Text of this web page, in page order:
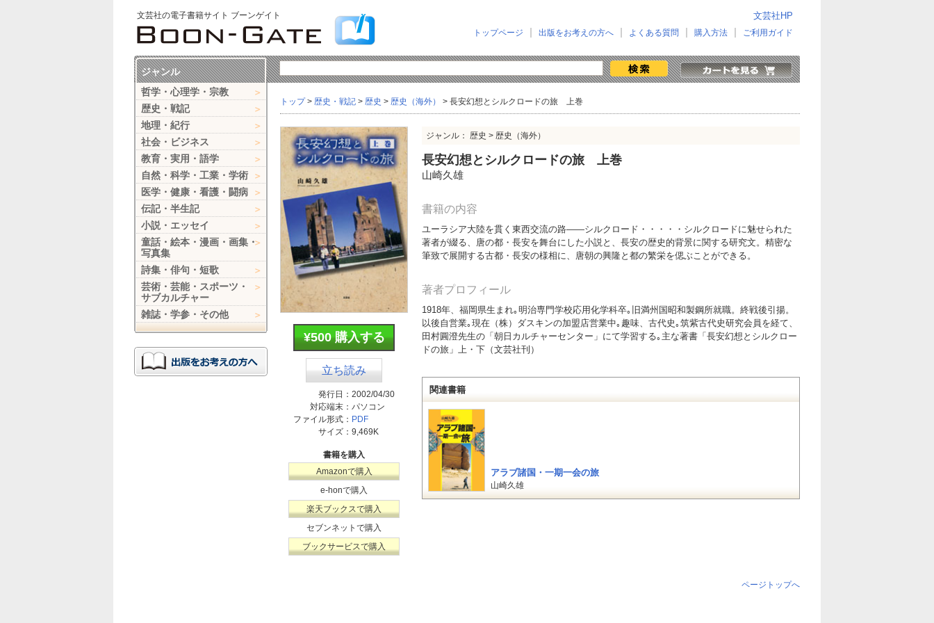
文芸社の電子書籍サイト ブーンゲイト 文芸社HP
トップページ 出版をお考えの方へ よくある質問 購入方法 ご利用ガイド
トップ> 歴史・戦記 > 歴史 > 歴史（海外） > 長安幻想とシルクロードの旅 上巻
¥500 購入する
立ち読み
発行日： 2002/04/30
対応端末： パソコン
ファイル形式： PDF
サイズ： 9,469K
書籍を購入
Amazonで購入
e-honで購入
楽天ブックスで購入
セブンネットで購入
ブックサービスで購入
ジャンル： 歴史 > 歴史（海外）
長安幻想とシルクロードの旅 上巻
山崎久雄
書籍の内容
ユーラシア大陸を貫く東西交流の路――シルクロード・・・・・シルクロードに魅せられた
著者が綴る、唐の都・長安を舞台にした小説と、長安の歴史的背景に関する研究文。精密な
筆致で展開する古都・長安の様相に、唐朝の興隆と都の繁栄を偲ぶことができる。
著者プロフィール
1918年、福岡県生まれ｡明治専門学校応用化学科卒｡旧満州国昭和製鋼所就職。終戦後引揚。
以後自営業｡現在（株）ダスキンの加盟店営業中｡趣味、古代史｡筑紫古代史研究会員を経て、
田村圓澄先生の「朝日カルチャーセンター」にて学習する｡主な著書「長安幻想とシルクロー
ドの旅」上・下（文芸社刊）
関連書籍
アラブ諸国・一期一会の旅
山崎久雄
ページトップへ
ジャンル
哲学・心理学・宗教
歴史・戦記
地理・紀行
社会・ビジネス
教育・実用・語学
自然・科学・工業・学術
医学・健康・看護・闘病
伝記・半生記
小説・エッセイ
童話・絵本・漫画・画集・
写真集
詩集・俳句・短歌
芸術・芸能・スポーツ・
サブカルチャー
雑誌・学参・その他